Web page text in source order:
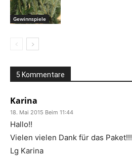
Gewinnspiele
5 Kommentare
Karina
18. Mai 2015 Beim 11:44
Hallo!!
Vielen vielen Dank für das Paket!!!
Lg Karina